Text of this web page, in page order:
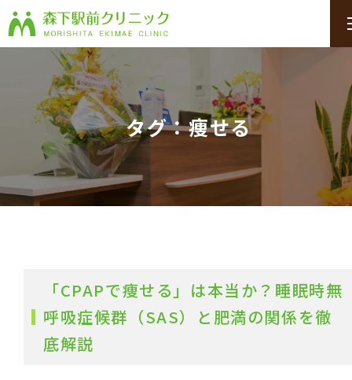
タグ：痩せる
「CPAPで痩せる」は本当か？睡眠時無
呼吸症候群（SAS）と肥満の関係を徹
底解説